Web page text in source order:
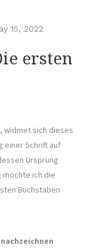
15, 2022
ersten
widmet sich dieses
einer Schrift auf
Ursprung
möchte ich die
Buchstaben